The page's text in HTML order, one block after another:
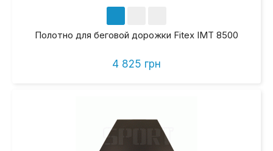
Полотно для беговой дорожки Fitex IMT 8500
4 825 грн